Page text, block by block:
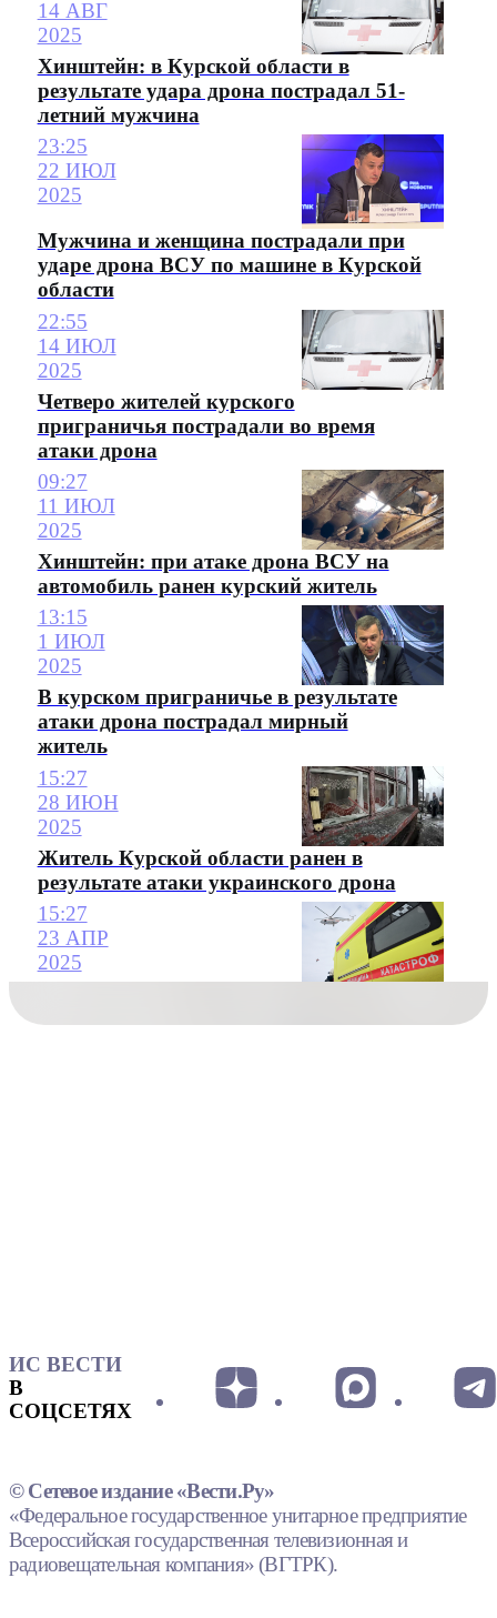
14 АВГ
2025
Хинштейн: в Курской области в
результате удара дрона пострадал 51-
летний мужчина
23:25
22 ИЮЛ
2025
Мужчина и женщина пострадали при
ударе дрона ВСУ по машине в Курской
области
22:55
14 ИЮЛ
2025
Четверо жителей курского
приграничья пострадали во время
атаки дрона
09:27
11 ИЮЛ
2025
Хинштейн: при атаке дрона ВСУ на
автомобиль ранен курский житель
13:15
1 ИЮЛ
2025
В курском приграничье в результате
атаки дрона пострадал мирный
житель
15:27
28 ИЮН
2025
Житель Курской области ранен в
результате атаки украинского дрона
15:27
23 АПР
2025
ИС ВЕСТИ
В
СОЦСЕТЯХ
© Сетевое издание «Вести.Ру»
«Федеральное государственное унитарное предприятие
Всероссийская государственная телевизионная и
радиовещательная компания» (ВГТРК).